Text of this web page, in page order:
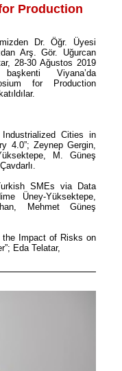
Production
Dr. Öğr. Üyesi
Arş. Gör. Uğurcan
28-30 Ağustos 2019
Viyana’da
for Production
Cities in
4.0”; Zeynep Gergin,
M. Güneş
SMEs via Data
Üney-Yüksektepe,
Mehmet Güneş
the Impact of Risks on
Eda Telatar,